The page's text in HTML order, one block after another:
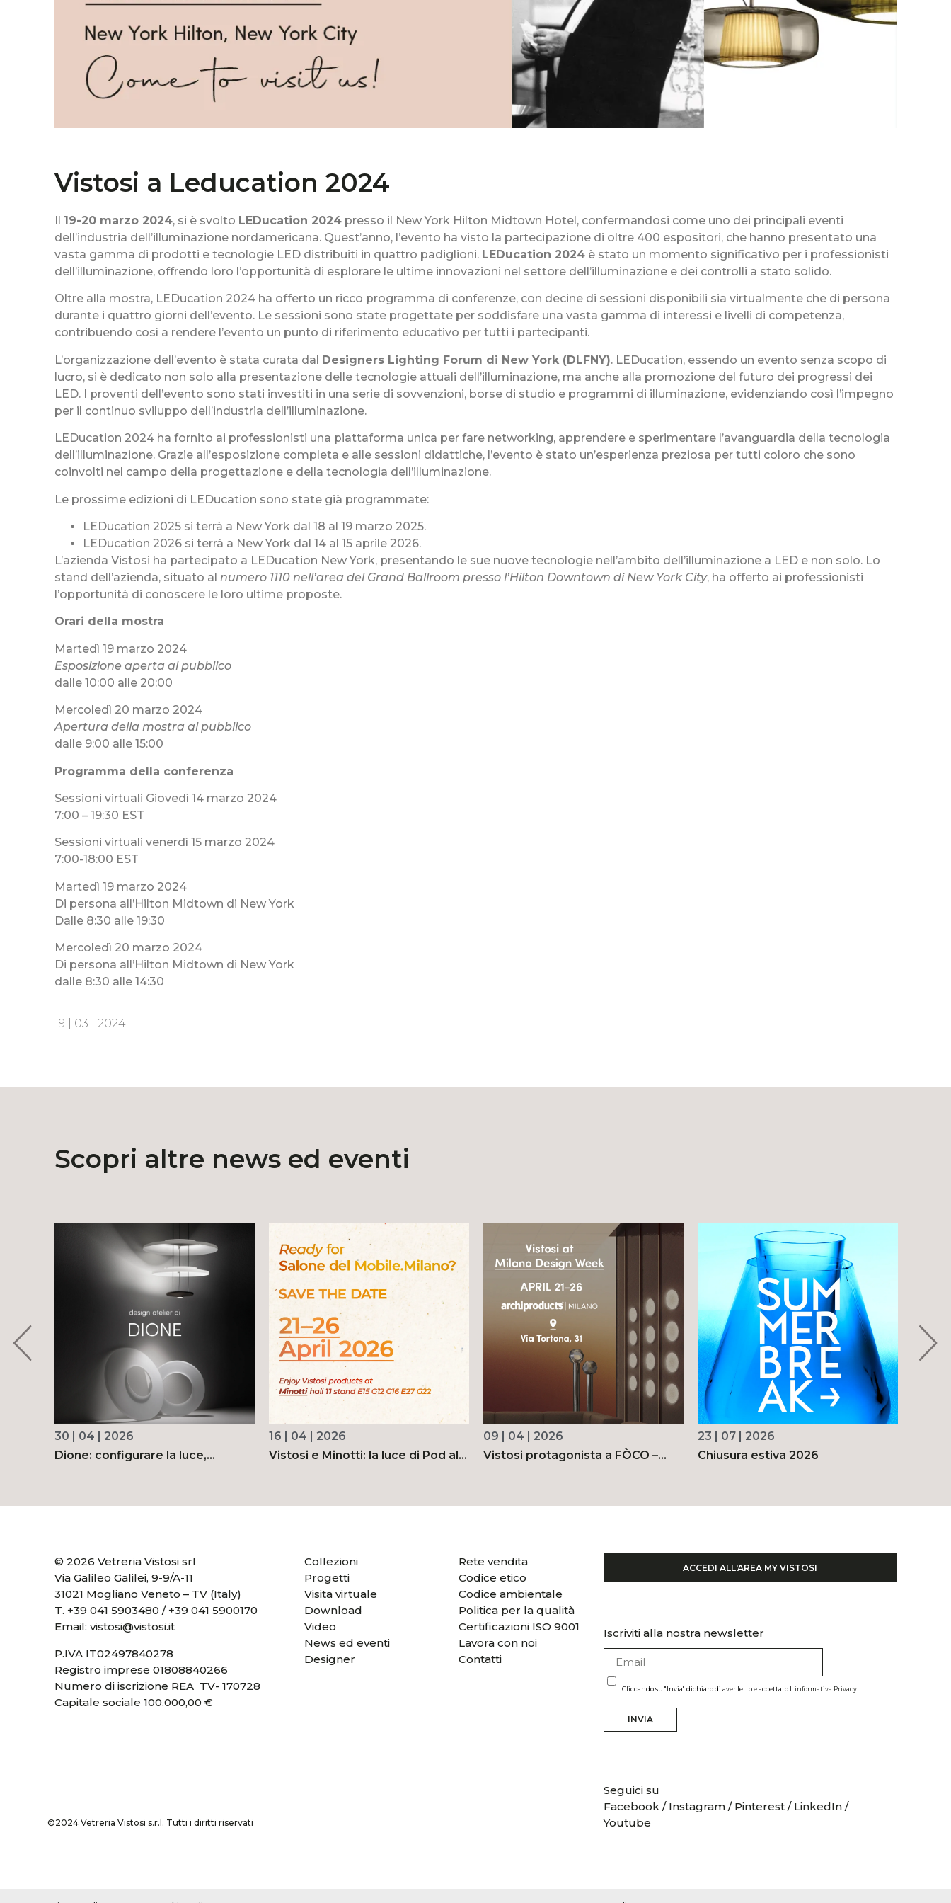
Vistosi a Leducation 2024
Il 19-20 marzo 2024, si è svolto LEDucation 2024 presso il New York Hilton Midtown Hotel, confermandosi come uno dei principali eventi
dell’industria dell’illuminazione nordamericana. Quest’anno, l’evento ha visto la partecipazione di oltre 400 espositori, che hanno presentato una
vasta gamma di prodotti e tecnologie LED distribuiti in quattro padiglioni. LEDucation 2024 è stato un momento significativo per i professionisti
dell’illuminazione, offrendo loro l’opportunità di esplorare le ultime innovazioni nel settore dell’illuminazione e dei controlli a stato solido.
Oltre alla mostra, LEDucation 2024 ha offerto un ricco programma di conferenze, con decine di sessioni disponibili sia virtualmente che di persona
durante i quattro giorni dell’evento. Le sessioni sono state progettate per soddisfare una vasta gamma di interessi e livelli di competenza,
contribuendo così a rendere l’evento un punto di riferimento educativo per tutti i partecipanti.
L’organizzazione dell’evento è stata curata dal Designers Lighting Forum di New York (DLFNY). LEDucation, essendo un evento senza scopo di
lucro, si è dedicato non solo alla presentazione delle tecnologie attuali dell’illuminazione, ma anche alla promozione del futuro dei progressi dei
LED. I proventi dell’evento sono stati investiti in una serie di sovvenzioni, borse di studio e programmi di illuminazione, evidenziando così l’impegno
per il continuo sviluppo dell’industria dell’illuminazione.
LEDucation 2024 ha fornito ai professionisti una piattaforma unica per fare networking, apprendere e sperimentare l’avanguardia della tecnologia
dell’illuminazione. Grazie all’esposizione completa e alle sessioni didattiche, l’evento è stato un’esperienza preziosa per tutti coloro che sono
coinvolti nel campo della progettazione e della tecnologia dell’illuminazione.
Le prossime edizioni di LEDucation sono state già programmate:
LEDucation 2025 si terrà a New York dal 18 al 19 marzo 2025.
LEDucation 2026 si terrà a New York dal 14 al 15 aprile 2026.
L’azienda Vistosi ha partecipato a LEDucation New York, presentando le sue nuove tecnologie nell’ambito dell’illuminazione a LED e non solo. Lo
stand dell’azienda, situato alnumero 1110 nell’area del Grand Ballroom presso l’Hilton Downtown di New York City, ha offerto ai professionisti
l’opportunità di conoscere le loro ultime proposte.
Orari della mostra
Martedì 19 marzo 2024
Esposizione aperta al pubblico
dalle 10:00 alle 20:00
Mercoledì 20 marzo 2024
Apertura della mostra al pubblico
dalle 9:00 alle 15:00
Programma della conferenza
Sessioni virtuali Giovedì 14 marzo 2024
7:00 – 19:30 EST
Sessioni virtuali venerdì 15 marzo 2024
7:00-18:00 EST
Martedì 19 marzo 2024
Di persona all’Hilton Midtown di New York
Dalle 8:30 alle 19:30
Mercoledì 20 marzo 2024
Di persona all’Hilton Midtown di New York
dalle 8:30 alle 14:30
19 | 03 | 2024
Scopri altre news ed eventi
30 | 04 | 2026
Dione: configurare la luce,
16 | 04 | 2026
Vistosi e Minotti: la luce di Pod al
09 | 04 | 2026
Vistosi protagonista a FÒCO –
23 | 07 | 2026
Chiusura estiva 2026
© 2026 Vetreria Vistosi srl
Via Galileo Galilei, 9-9/A-11
31021 Mogliano Veneto – TV (Italy)
T. +39 041 5903480 / +39 041 5900170
Email:vistosi@vistosi.it
P.IVA IT02497840278
Registro imprese 01808840266
Numero di iscrizione REA TV- 170728
Capitale sociale 100.000,00 €
Collezioni
Progetti
Visita virtuale
Download
Video
News ed eventi
Designer
Rete vendita
Codice etico
Codice ambientale
Politica per la qualità
Certificazioni ISO 9001
Lavora con noi
Contatti
ACCEDI ALL'AREA MY VISTOSI
Iscriviti alla nostra newsletter
Cliccando su "Invia" dichiaro di aver letto e accettato l'informativa Privacy
INVIA
©2024 Vetreria Vistosi s.r.l. Tutti i diritti riservati
Seguici su
Facebook/ Instagram / Pinterest / LinkedIn /
Youtube